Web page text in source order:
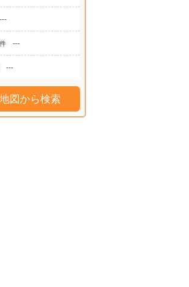
---
---
---
地図から検索